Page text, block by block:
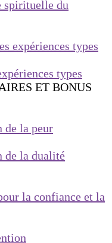
spirituelle du
expériences types
types
ET BONUS
de la peur
de la dualité
la confiance et la